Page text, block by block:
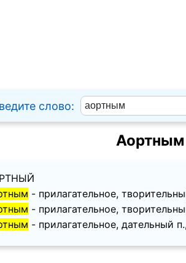
слово:
Аортным
- прилагательное,
- прилагательное,
- прилагательное, дательный